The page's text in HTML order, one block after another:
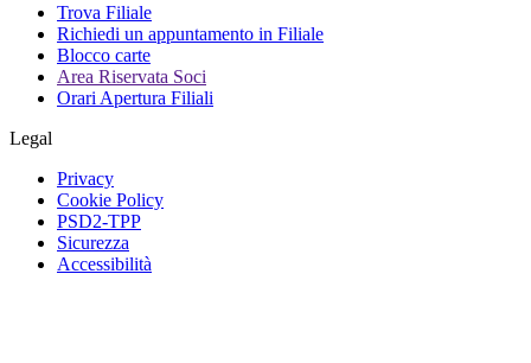
Trova Filiale
Richiedi un appuntamento in Filiale
Blocco carte
Area Riservata Soci
Orari Apertura Filiali
Legal
Privacy
Cookie Policy
PSD2-TPP
Sicurezza
Accessibilità